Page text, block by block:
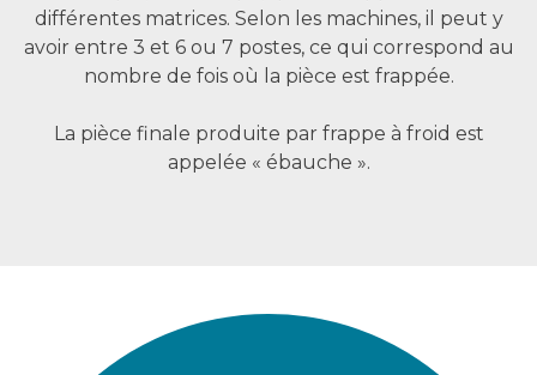
différentes matrices. Selon les machines, il peut y
avoir entre 3 et 6 ou 7 postes, ce qui correspond au
nombre de fois où la pièce est frappée.
La pièce finale produite par frappe à froid est
appelée « ébauche ».